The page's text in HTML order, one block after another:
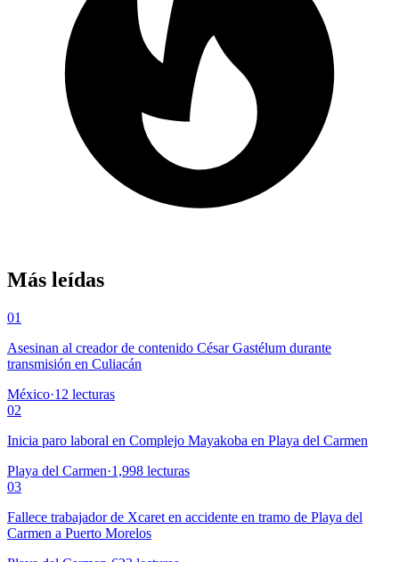
Más leídas
01
Asesinan al creador de contenido César Gastélum durante
transmisión en Culiacán
México·12 lecturas
02
Inicia paro laboral en Complejo Mayakoba en Playa del Carmen
Playa del Carmen·1,998 lecturas
03
Fallece trabajador de Xcaret en accidente en tramo de Playa del
Carmen a Puerto Morelos